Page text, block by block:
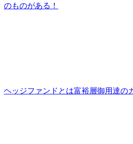
のものがある！
ヘッジファンドとは富裕層御用達の